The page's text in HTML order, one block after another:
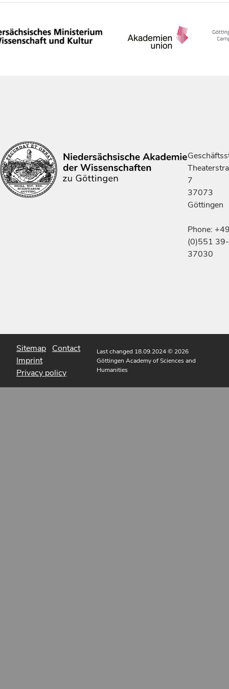
7
37073
Göttingen
Phone:
(0)551 39-
37030
Sitemap Contact
Imprint
Privacy policy
Last changed 18.09.2024© 2026
Göttingen Academy of Sciences and
Humanities